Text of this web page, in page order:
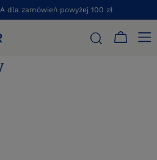
dla zamówień powyżej 100 zł
DANY